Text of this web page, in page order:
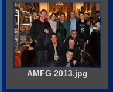
AMFG 2013.jpg